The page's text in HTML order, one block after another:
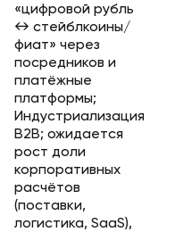
«цифровой рубль
↔ стейблкоины/
фиат» через
посредников и
платёжные
платформы;
Индустриализация
B2B; ожидается
рост доли
корпоративных
расчётов
(поставки,
логистика, SaaS),